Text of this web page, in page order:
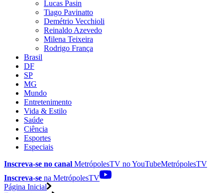
Lucas Pasin
Tiago Pavinatto
Demétrio Vecchioli
Reinaldo Azevedo
Milena Teixeira
Rodrigo França
Brasil
DF
SP
MG
Mundo
Entretenimento
Vida & Estilo
Saúde
Ciência
Esportes
Especiais
Inscreva-se no canal MetrópolesTV noYouTubeMetrópolesTV
Inscreva-se na MetrópolesTV
Página Inicial